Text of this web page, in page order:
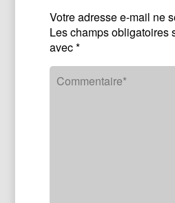
Votre adresse e-mail ne
Les champs obligatoires
avec*